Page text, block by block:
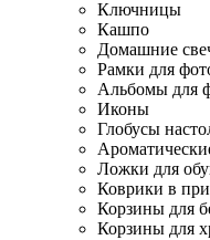
Ключницы
Кашпо
Домашние
Рамки для
Альбомы для
Иконы
Глобусы
Ложки для
Коврики в
Корзины для
Корзины для